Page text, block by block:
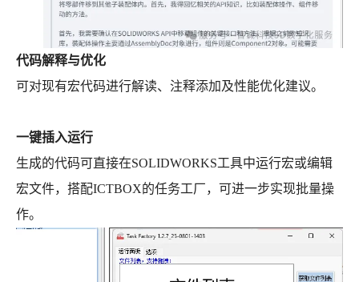
代码解释与优化
可对现有宏代码进行解读、注释添加及性能优化建议。
一键插入运行
生成的代码可直接在SOLIDWORKS工具中运行宏或编辑
宏文件，搭配ICTBOX的任务工厂，可进一步实现批量操
作。